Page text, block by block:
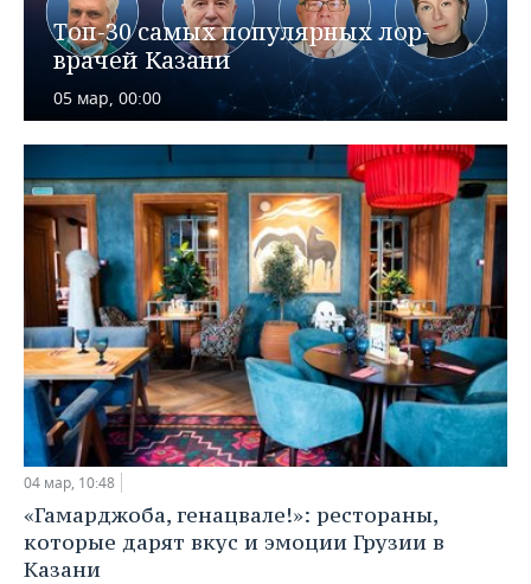
ХОККЕЙ С МЯЧОМ
ПРОИСШЕСТВИЯ
Топ-30 самых популярных лор-
врачей Казани
05 мар, 00:00
04 мар, 10:48
«Гамарджоба, генацвале!»: рестораны,
которые дарят вкус и эмоции Грузии в
Казани